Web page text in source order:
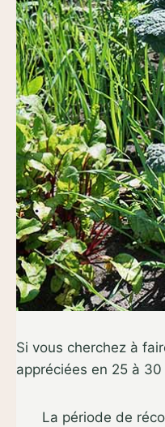
Si vous cherchez à
appréciées en 25 à 30
La période de